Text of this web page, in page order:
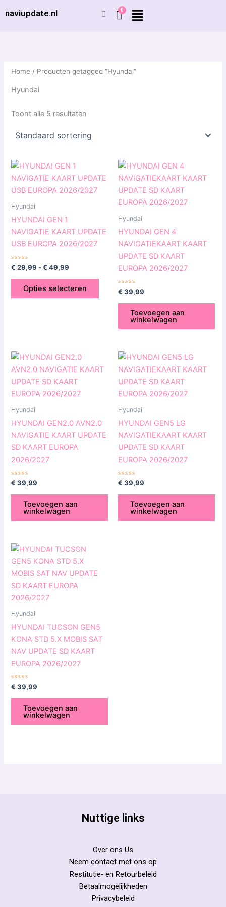
naar
naviupdate.nl
Home / Producten getagged “Hyundai”
Hyundai
Toont alle 5 resultaten
Hyundai
HYUNDAI GEN 1
NAVIGATIE KAART UPDATE
USB EUROPA 2026/2027
Gewaardeerd
0
uit
€ 29,99 - € 49,99
Prijsklasse:
tot
€ 49,99
Opties selecteren
product
meerdere
variaties.
de
productpagina
Hyundai
HYUNDAI GEN 4
NAVIGATIEKAART KAART
UPDATE SD KAART
EUROPA 2026/2027
Gewaardeerd
0
uit
€ 39,99
Toevoegen aan
winkelwagen
Hyundai
HYUNDAI GEN2.0 AVN2.0
NAVIGATIE KAART UPDATE
SD KAART EUROPA
2026/2027
Gewaardeerd
uit
€ 39,99
Toevoegen aan
winkelwagen
Hyundai
HYUNDAI GEN5 LG
NAVIGATIEKAART KAART
UPDATE SD KAART
EUROPA 2026/2027
Gewaardeerd
uit
€ 39,99
Toevoegen aan
winkelwagen
Hyundai
HYUNDAI TUCSON GEN5
KONA STD 5.X MOBIS SAT
NAV UPDATE SD KAART
EUROPA 2026/2027
Gewaardeerd
0
uit
€ 39,99
Toevoegen aan
winkelwagen
Nuttige links
Over ons Us
Neem contact met ons op
Restitutie- en Retourbeleid
Betaalmogelijkheden
Privacybeleid